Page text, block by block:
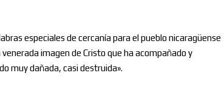
especiales de cercanía para el pueblo nicaragüense
imagen de Cristo que ha acompañado y
muy dañada, casi destruida».